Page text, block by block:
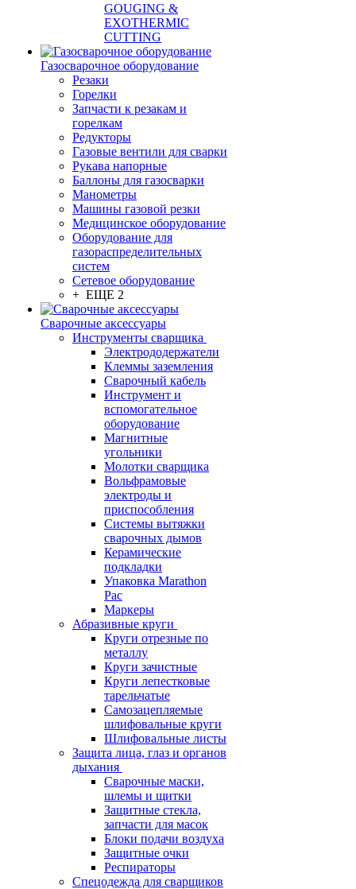
GOUGING &
EXOTHERMIC
CUTTING
Газосварочное оборудование
Резаки
Горелки
Запчасти к резакам и
горелкам
Редукторы
Газовые вентили для сварки
Рукава напорные
Баллоны для газосварки
Манометры
Машины газовой резки
Медицинское оборудование
Оборудование для
газораспределительных
систем
Сетевое оборудование
+ ЕЩЕ 2
Сварочные аксессуары
Инструменты сварщика
Электрододержатели
Клеммы заземления
Сварочный кабель
Инструмент и
вспомогательное
оборудование
Магнитные
угольники
Молотки сварщика
Вольфрамовые
электроды и
приспособления
Системы вытяжки
сварочных дымов
Керамические
подкладки
Упаковка Marathon
Pac
Маркеры
Абразивные круги
Круги отрезные по
металлу
Круги зачистные
Круги лепестковые
тарельчатые
Самозацепляемые
шлифовальные круги
Шлифовальные листы
Защита лица, глаз и органов
дыхания
Сварочные маски,
шлемы и щитки
Защитные стекла,
запчасти для масок
Блоки подачи воздуха
Защитные очки
Респираторы
Спецодежда для сварщиков